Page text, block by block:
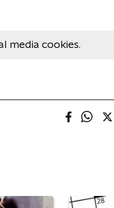
media cookies.